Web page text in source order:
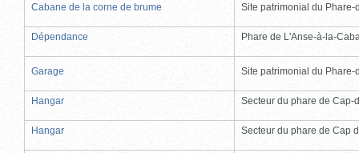
Cabane de la corne de brume Site patrimonial du Phare-
Dépendance Phare de L'Anse-à-la-
Garage Site patrimonial du Phare-
Hangar Secteur du phare de Cap-
Hangar Secteur du phare de Cap